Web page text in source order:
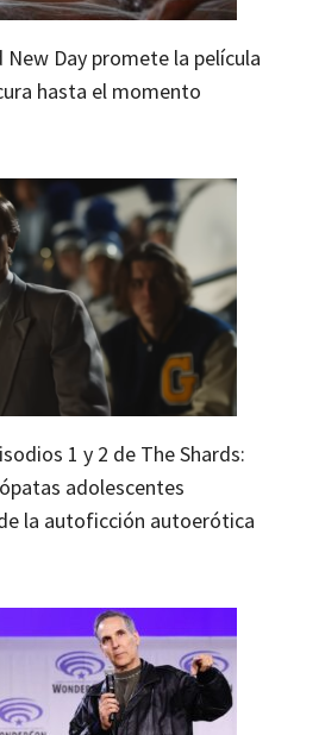
New Day promete la película
hasta el momento
1 y 2 de The Shards:
adolescentes
la autoficción autoerótica